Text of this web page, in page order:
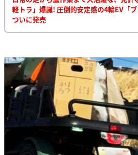
軽トラ」爆誕! 圧倒的安定感の4輪EV「ブ
ついに発売